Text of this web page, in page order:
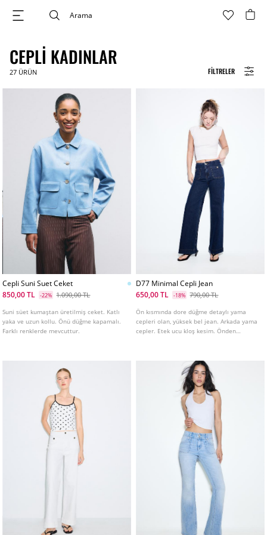
FILTRELER
CEPLI KADINLAR
27 ÜRÜN
Cepli Suni Suet Ceket
850,00 TL
-22% 1.090,00 TL
Suni süet kumaştan üretilmiş ceket. Katlı
yaka ve uzun kollu. Önü düğme kapamalı.
Farklı renklerde mevcuttur.
D77 Minimal Cepli Jean
650,00 TL
-18% 790,00 TL
Ön kısmında dore düğme detaylı yama
cepleri olan, yüksek bel jean. Arkada yama
cepler. Etek ucu kloş kesim. Önden